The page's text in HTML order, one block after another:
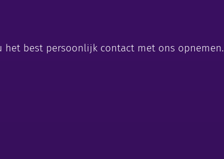
best persoonlijk contact met ons opnemen.